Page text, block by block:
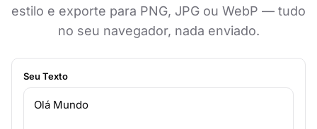
estilo e exporte para PNG, JPG ou WebP — tudo
no seu navegador, nada enviado.
Seu Texto